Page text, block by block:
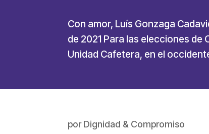
Con amor, Luís Gonzaga
de 2021 Para las elecciones
Unidad Cafetera, en el
porDignidad & Compromiso